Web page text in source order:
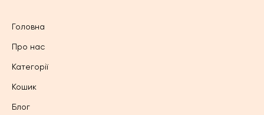
Головна
Про нас
Категорії
Кошик
Блог